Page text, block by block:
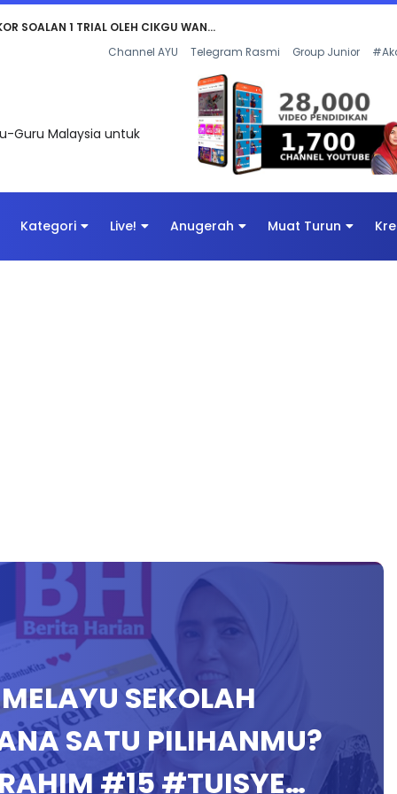
DIGITAL PENYELAMAT DUNIA
Channel AYU Telegram Rasmi Group Junior
Guru Malaysia untuk
Kategori Live! Anugerah Muat Turun
SEKOLAH
SATU PILIHANMU?
#15 #TUISYE…